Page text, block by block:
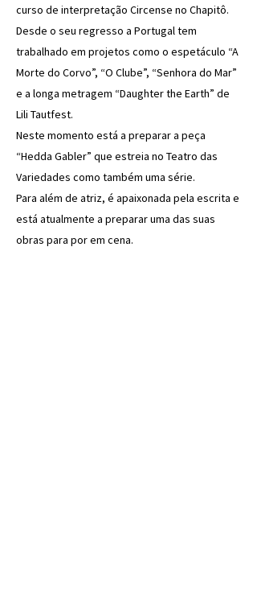
curso de interpretação Circense no Chapitô.
Desde o seu regresso a Portugal tem
trabalhado em projetos como o espetáculo “A
Morte do Corvo”, “O Clube”, “Senhora do Mar”
e a longa metragem “Daughter the Earth” de
Lili Tautfest.
Neste momento está a preparar a peça
“Hedda Gabler” que estreia no Teatro das
Variedades como também uma série.
Para além de atriz, é apaixonada pela escrita e
está atualmente a preparar uma das suas
obras para por em cena.